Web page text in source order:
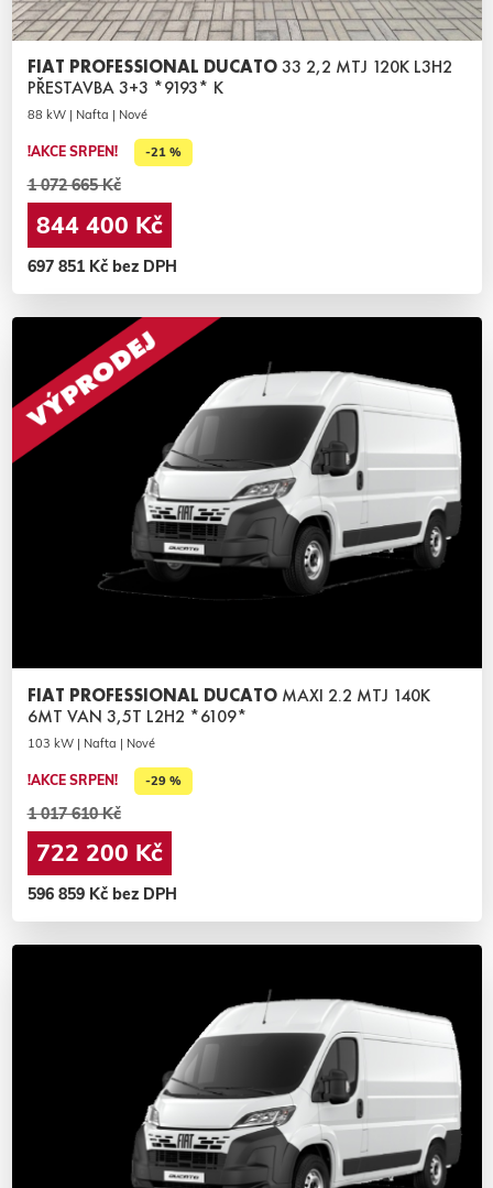
FIAT PROFESSIONAL DUCATO33 2,2 MTJ 120K L3H2
PŘESTAVBA 3+3 *9193* K
88 kW | Nafta | Nové
!AKCE SRPEN! -21 %
1 072 665 Kč
844 400 Kč
697 851 Kč bez DPH
FIAT PROFESSIONAL DUCATO MAXI 2.2 MTJ 140K
6MT VAN 3,5T L2H2 *6109*
103 kW | Nafta | Nové
!AKCE SRPEN! -29 %
1 017 610 Kč
722 200 Kč
596 859 Kč bez DPH